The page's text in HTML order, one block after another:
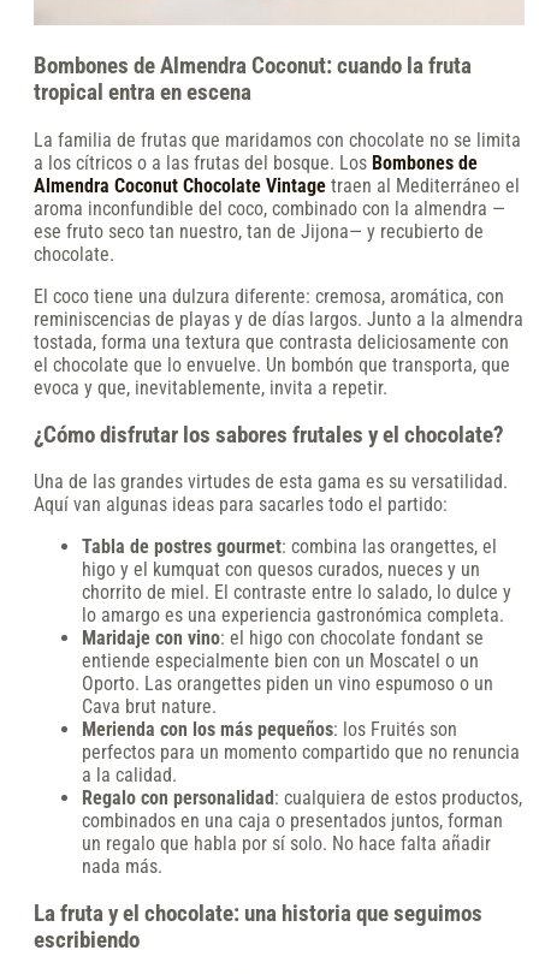
Bombones de Almendra Coconut: cuando la fruta
tropical entra en escena
La familia de frutas que maridamos con chocolate no se limita
a los cítricos o a las frutas del bosque. Los Bombones de
Almendra Coconut Chocolate Vintage traen al Mediterráneo el
aroma inconfundible del coco, combinado con la almendra —
ese fruto seco tan nuestro, tan de Jijona— y recubierto de
chocolate.
El coco tiene una dulzura diferente: cremosa, aromática, con
reminiscencias de playas y de días largos. Junto a la almendra
tostada, forma una textura que contrasta deliciosamente con
el chocolate que lo envuelve. Un bombón que transporta, que
evoca y que, inevitablemente, invita a repetir.
¿Cómo disfrutar los sabores frutales y el chocolate?
Una de las grandes virtudes de esta gama es su versatilidad.
Aquí van algunas ideas para sacarles todo el partido:
Tabla de postres gourmet: combina las orangettes, el
higo y el kumquat con quesos curados, nueces y un
chorrito de miel. El contraste entre lo salado, lo dulce y
lo amargo es una experiencia gastronómica completa.
Maridaje con vino: el higo con chocolate fondant se
entiende especialmente bien con un Moscatel o un
Oporto. Las orangettes piden un vino espumoso o un
Cava brut nature.
Merienda con los más pequeños: los Fruités son
perfectos para un momento compartido que no renuncia
a la calidad.
Regalo con personalidad : cualquiera de estos productos,
combinados en una caja o presentados juntos, forman
un regalo que habla por sí solo. No hace falta añadir
nada más.
La fruta y el chocolate: una historia que seguimos
escribiendo